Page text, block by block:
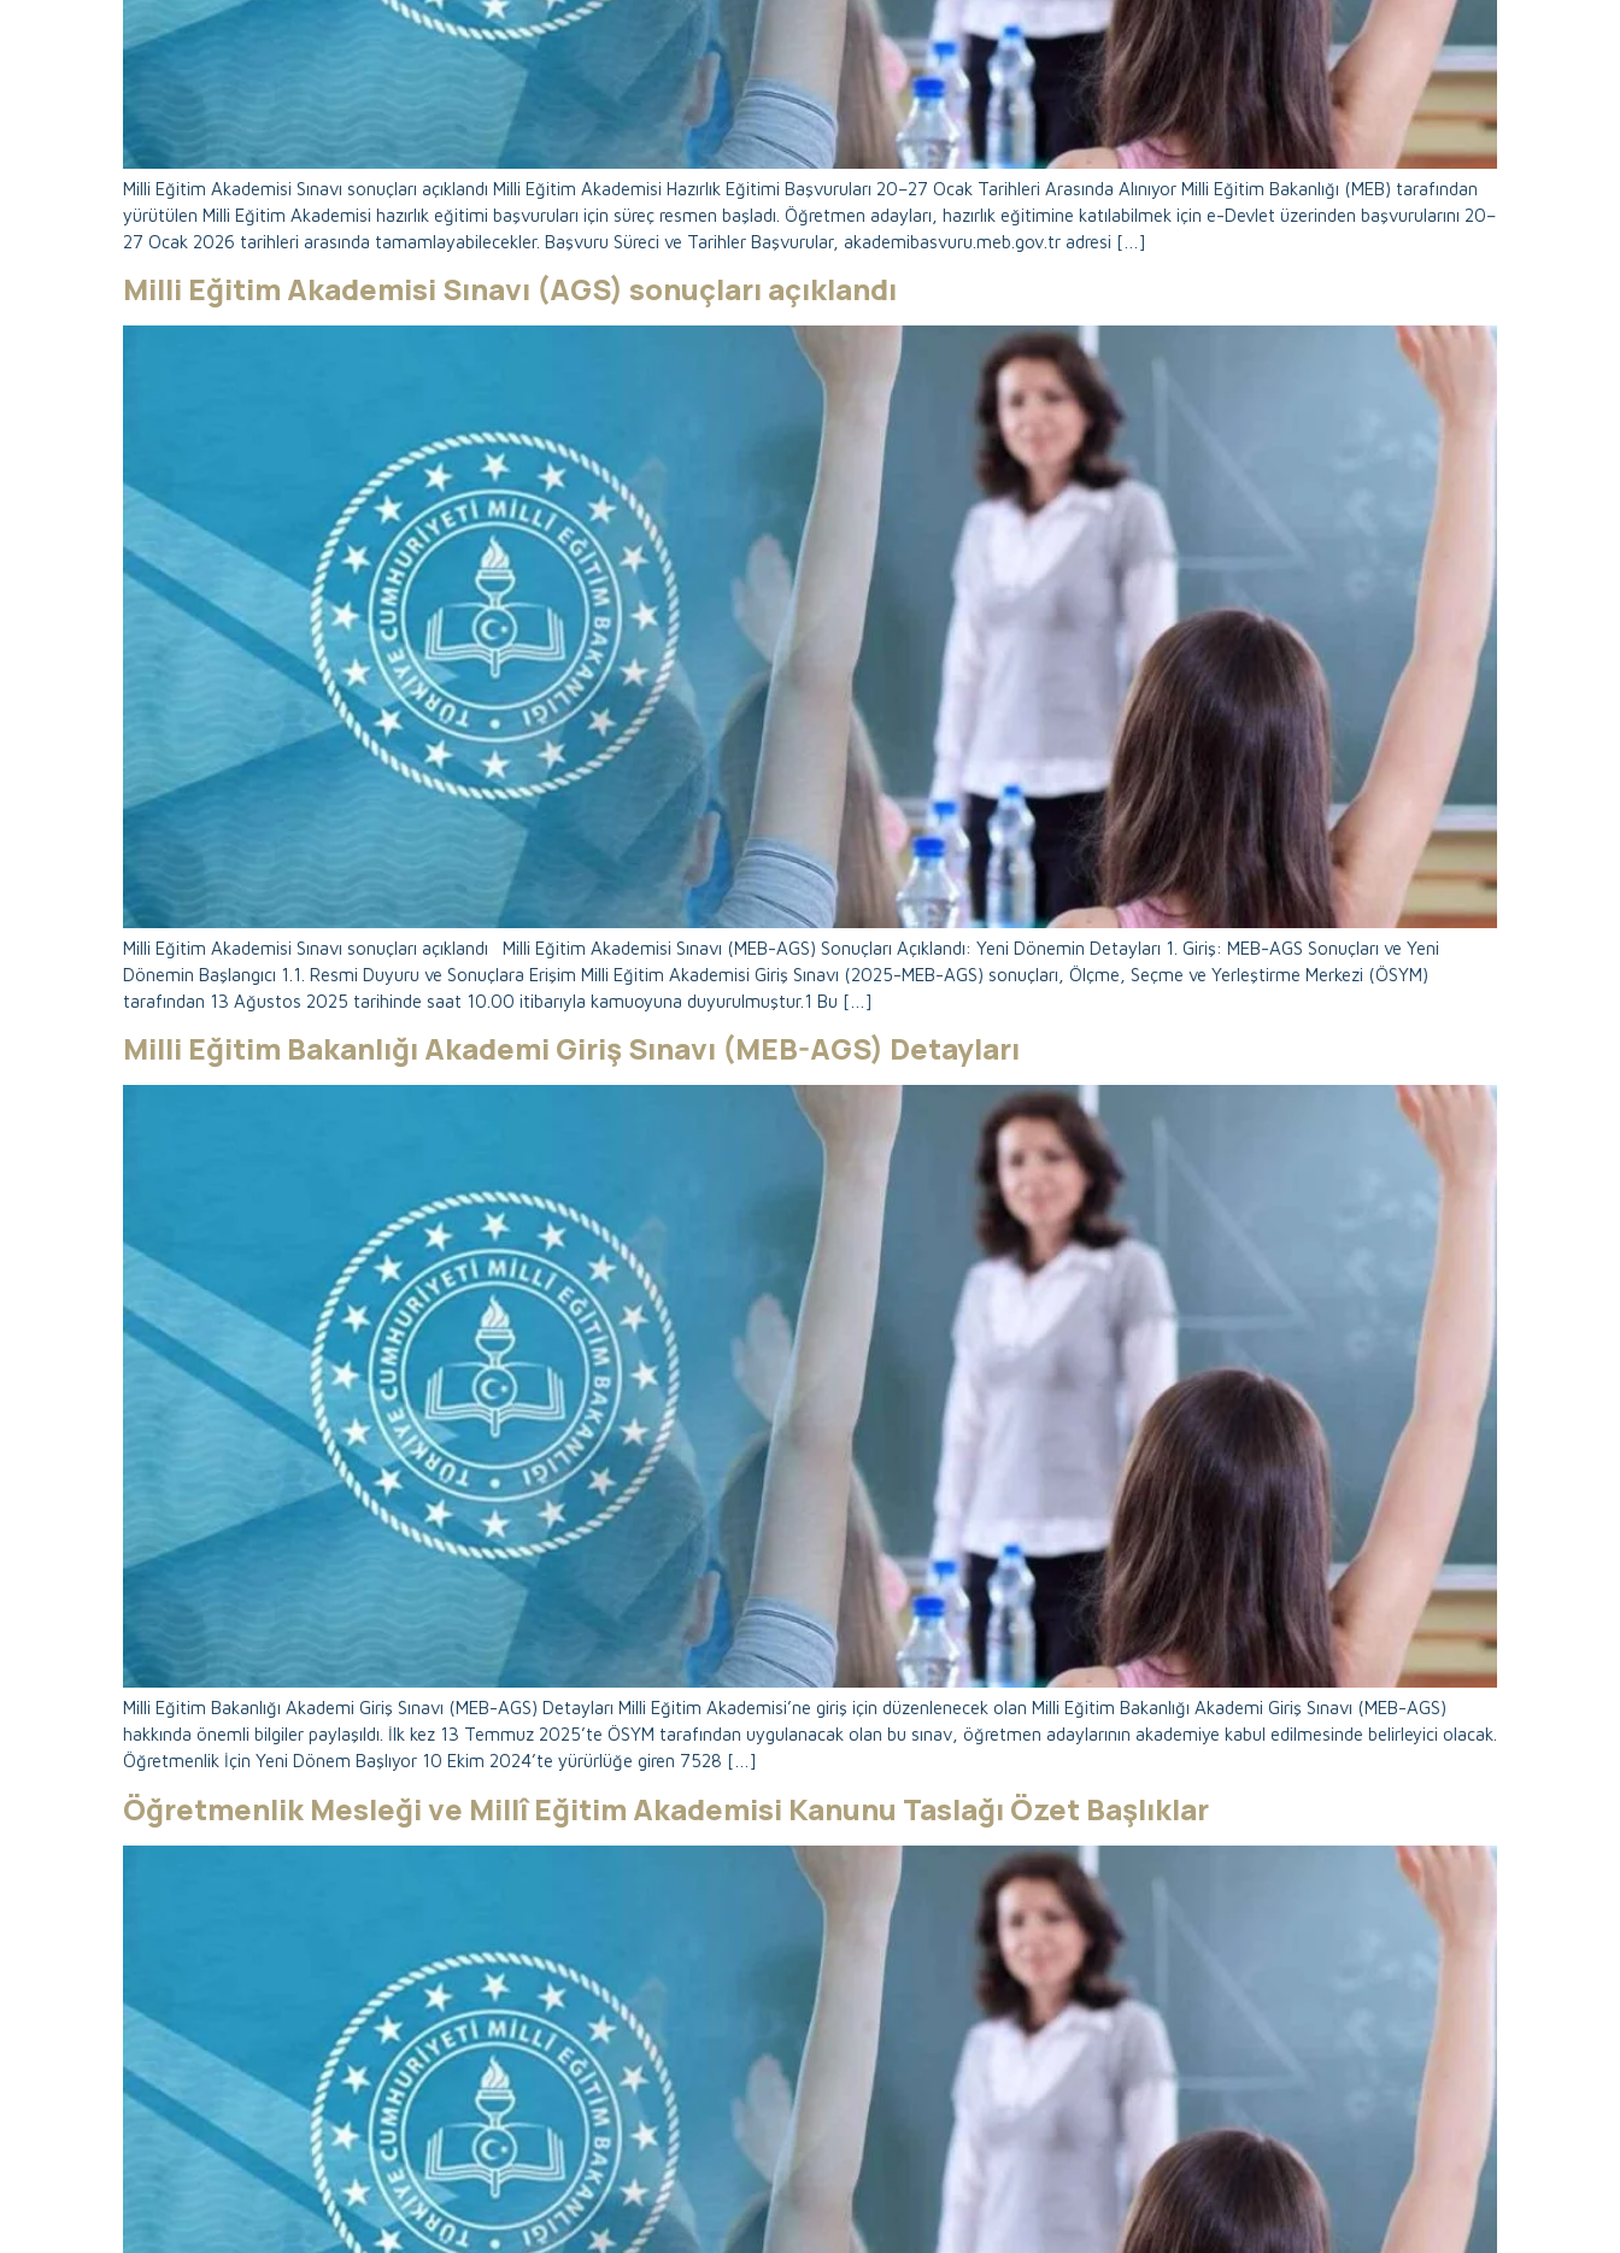
Milli Eğitim Akademisi Sınavı sonuçları açıklandı Milli Eğitim Akademisi Hazırlık Eğitimi Başvuruları 20–27 Ocak Tarihleri Arasında Alınıyor Milli Eğitim Bakanlığı (MEB) tarafından
yürütülen Milli Eğitim Akademisi hazırlık eğitimi başvuruları için süreç resmen başladı. Öğretmen adayları, hazırlık eğitimine katılabilmek için e-Devlet üzerinden başvurularını 20–
27 Ocak 2026 tarihleri arasında tamamlayabilecekler. Başvuru Süreci ve Tarihler Başvurular, akademibasvuru.meb.gov.tr adresi […]
Milli Eğitim Akademisi Sınavı (AGS) sonuçları açıklandı
Milli Eğitim Akademisi Sınavı sonuçları açıklandı Milli Eğitim Akademisi Sınavı (MEB-AGS) Sonuçları Açıklandı: Yeni Dönemin Detayları 1. Giriş: MEB-AGS Sonuçları ve Yeni
Dönemin Başlangıcı 1.1. Resmi Duyuru ve Sonuçlara Erişim Milli Eğitim Akademisi Giriş Sınavı (2025-MEB-AGS) sonuçları, Ölçme, Seçme ve Yerleştirme Merkezi (ÖSYM)
tarafından 13 Ağustos 2025 tarihinde saat 10.00 itibarıyla kamuoyuna duyurulmuştur.1 Bu […]
Milli Eğitim Bakanlığı Akademi Giriş Sınavı (MEB-AGS) Detayları
Milli Eğitim Bakanlığı Akademi Giriş Sınavı (MEB-AGS) Detayları Milli Eğitim Akademisi’ne giriş için düzenlenecek olan Milli Eğitim Bakanlığı Akademi Giriş Sınavı (MEB-AGS)
hakkında önemli bilgiler paylaşıldı. İlk kez 13 Temmuz 2025’te ÖSYM tarafından uygulanacak olan bu sınav, öğretmen adaylarının akademiye kabul edilmesinde belirleyici olacak.
Öğretmenlik İçin Yeni Dönem Başlıyor 10 Ekim 2024’te yürürlüğe giren 7528 […]
Öğretmenlik Mesleği ve Millî Eğitim Akademisi Kanunu Taslağı Özet Başlıklar